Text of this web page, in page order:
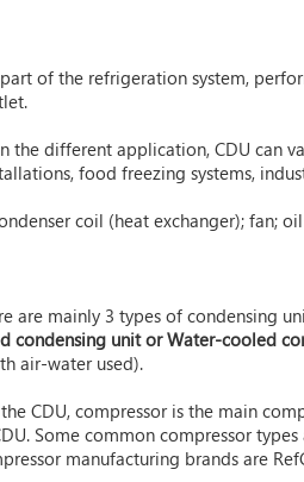
of the refrigeration system,
the different application, CDU can
food freezing systems,
coil (heat exchanger); fan;
are mainly 3 types of condensing
condensing unit orWater-cooled
air-water used).
CDU, compressor is the main
Some common compressor
manufacturing brands are